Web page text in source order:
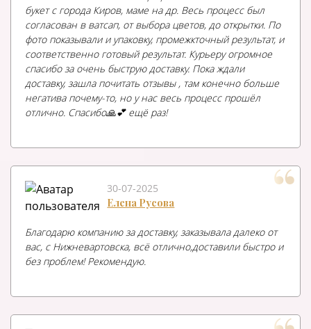
букет с города Киров, маме на др. Весь процесс был
согласован в ватсап, от выбора цветов, до открытки. По
фото показывали и упаковку, промежкточный результат, и
соответственно готовый результат. Курьеру огромное
спасибо за очень быструю доставку. Пока ждали
доставку, зашла почитать отзывы , там конечно больше
негатива почему-то, но у нас весь процесс прошёл
отлично. Спасибо🙏💕 ещё раз!
30-07-2025
Елена Русова
Благодарю компанию за доставку, заказывала далеко от
вас, с Нижневартовска, всё отлично,доставили быстро и
без проблем! Рекомендую.